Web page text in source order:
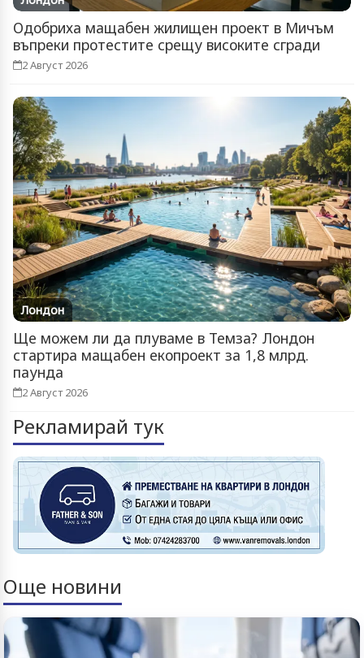
Одобриха мащабен жилищен проект в Мичъм
въпреки протестите срещу високите сгради
2 Август 2026
Лондон
Ще можем ли да плуваме в Темза? Лондон
стартира мащабен екопроект за 1,8 млрд.
паунда
2 Август 2026
Рекламирай тук
Още новини